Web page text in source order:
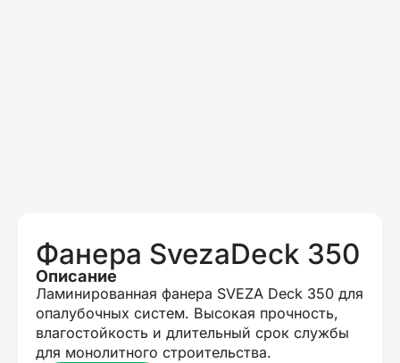
Фанера SvezaDeck 350
Описание
Ламинированная фанера SVEZA Deck 350 для
опалубочных систем. Высокая прочность,
влагостойкость и длительный срок службы
для монолитного строительства.